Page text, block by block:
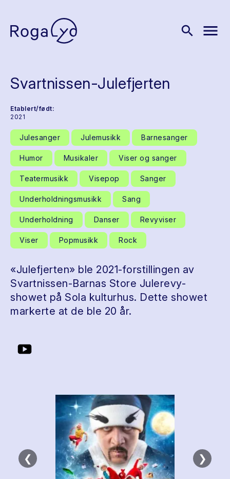
search menu
Svartnissen-Julefjerten
Etablert/født:
2021
Julesanger Julemusikk Barnesanger
Humor Musikaler Viser og sanger
Teatermusikk Visepop Sanger
Underholdningsmusikk Sang
Underholdning Danser Revyviser
Viser Popmusikk Rock
«Julefjerten» ble 2021-forstillingen av
Svartnissen-Barnas Store Julerevy-
showet på Sola kulturhus. Dette showet
markerte at de ble 20 år.
❮ ❯